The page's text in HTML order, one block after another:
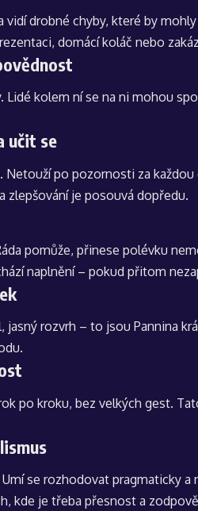
vidí drobné chyby, které by
domácí koláč nebo
Lidé kolem ní se na ni mohou
učit se
Netouží po pozornosti za
zlepšování je posouvá dopředu.
pomůže, přinese polévku
naplnění – pokud přitom
jasný rozvrh – to jsou Pannina
po kroku, bez velkých gest.
se rozhodovat pragmaticky
kde je třeba přesnost a